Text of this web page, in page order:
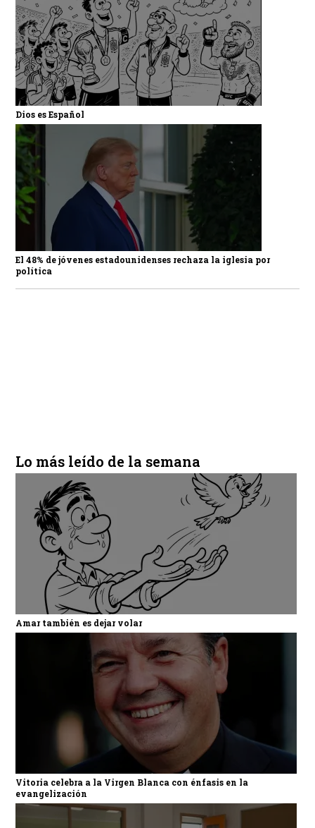
Dios es Español
El 48% de jóvenes estadounidenses rechaza la iglesia por
política
Lo más leído de la semana
Amar también es dejar volar
Vitoria celebra a la Virgen Blanca con énfasis en la
evangelización